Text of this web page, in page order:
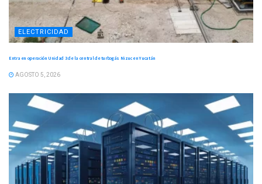
ELECTRICIDAD
Entra en operación Unidad 3 de la central de turbogás Nizuc en Yucatán
AGOSTO 5, 2026